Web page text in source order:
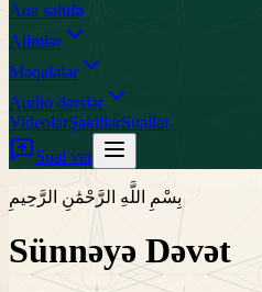
Ana səhifə
Alimlər
Məqalələr
Audio dərslər
VideolarŞəkillərSuallar
Sual ver
بِسْمِ اللَّهِ الرَّحْمَٰنِ الرَّحِيمِ
Sünnəyə Dəvət